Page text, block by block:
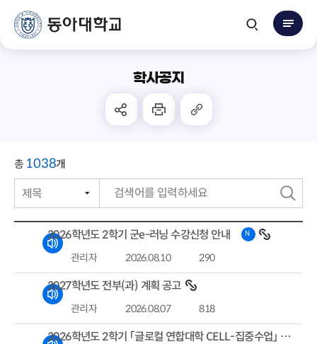
학사공지
총 1038개
검
색
번호
제목
작성자
작성일자2026학년도 2학기 군e-러닝 수강신청 안내 N
관리자 2026.08.10 290
2027학년도 전부(과) 계획 공고
관리자 2026.08.07 818
2026학년도 2학기 「글로컬 연합대학 CELL-집중수업」 통합교양교과목 수강 안내